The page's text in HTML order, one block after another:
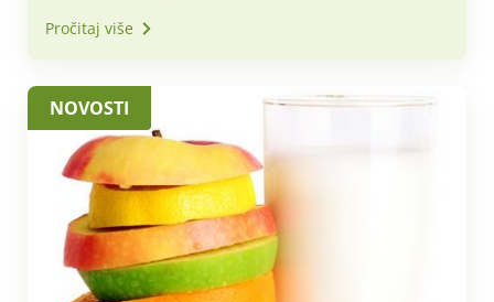
2024./2025.
Pročitaj više
NOVOSTI